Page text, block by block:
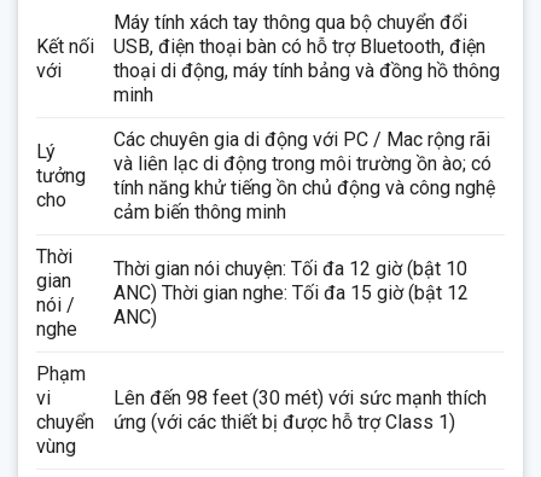
Kết nối
với
Máy tính xách tay thông qua bộ chuyển đổi
USB, điện thoại bàn có hỗ trợ Bluetooth, điện
thoại di động, máy tính bảng và đồng hồ thông
minh
Lý
tưởng
cho
Các chuyên gia di động với PC / Mac rộng rãi
và liên lạc di động trong môi trường ồn ào; có
tính năng khử tiếng ồn chủ động và công nghệ
cảm biến thông minh
Thời
gian
nói /
nghe
Thời gian nói chuyện: Tối đa 12 giờ (bật 10
ANC) Thời gian nghe: Tối đa 15 giờ (bật 12
ANC)
Phạm
vi
chuyển
vùng
Lên đến 98 feet (30 mét) với sức mạnh thích
ứng (với các thiết bị được hỗ trợ Class 1)